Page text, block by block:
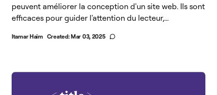
peuvent améliorer la conception d'un site web. Ils sont
efficaces pour guider l'attention du lecteur,...
Itamar Haim Created:Mar 03, 2025